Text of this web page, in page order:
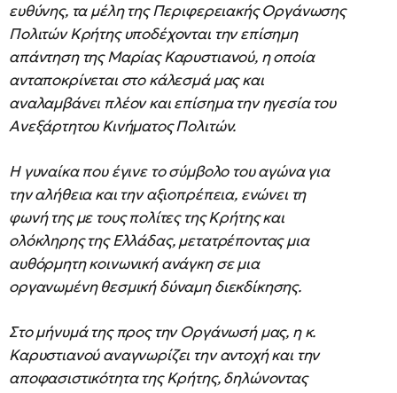
ευθύνης, τα μέλη της Περιφερειακής Οργάνωσης
Πολιτών Κρήτης υποδέχονται την επίσημη
απάντηση της Μαρίας Καρυστιανού, η οποία
ανταποκρίνεται στο κάλεσμά μας και
αναλαμβάνει πλέον και επίσημα την ηγεσία του
Ανεξάρτητου Κινήματος Πολιτών.
Η γυναίκα που έγινε το σύμβολο του αγώνα για
την αλήθεια και την αξιοπρέπεια, ενώνει τη
φωνή της με τους πολίτες της Κρήτης και
ολόκληρης της Ελλάδας, μετατρέποντας μια
αυθόρμητη κοινωνική ανάγκη σε μια
οργανωμένη θεσμική δύναμη διεκδίκησης.
Στο μήνυμά της προς την Οργάνωσή μας, η κ.
Καρυστιανού αναγνωρίζει την αντοχή και την
αποφασιστικότητα της Κρήτης, δηλώνοντας